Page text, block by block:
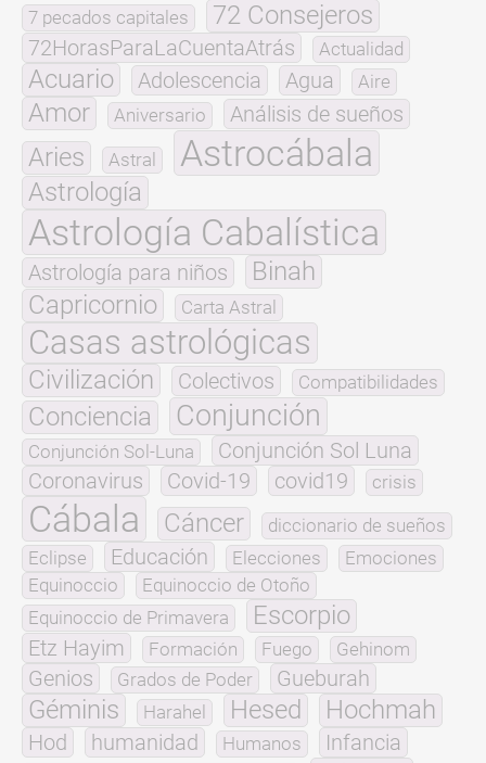
7 pecados capitales 72 Consejeros
72HorasParaLaCuentaAtrás Actualidad
Acuario Adolescencia Agua Aire
Amor Aniversario Análisis de sueños
Aries Astral Astrocábala
Astrología
Astrología Cabalística
Astrología para niños
Binah
Capricornio
Carta Astral
Casas astrológicas
Civilización Colectivos Compatibilidades
Conciencia Conjunción
Conjunción Sol-Luna
Conjunción Sol Luna
Coronavirus
Covid-19 covid19 crisis
Cábala Cáncer
diccionario de sueños
Eclipse
Educación Elecciones
Emociones
Equinoccio
Equinoccio de Otoño
Equinoccio de Primavera
Escorpio
Etz Hayim Formación Fuego Gehinom
Genios Grados de Poder Gueburah
Géminis Harahel Hesed Hochmah
Hod humanidad Humanos
Infancia